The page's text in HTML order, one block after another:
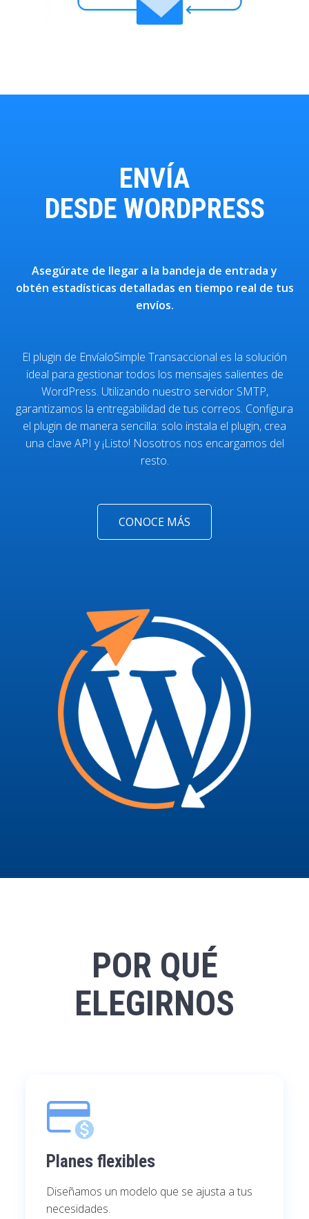
ENVÍA
DESDE WORDPRESS
Asegúrate de llegar a la bandeja de entrada y
obtén estadísticas detalladas en tiempo real de tus
envíos.
El plugin de EnvíaloSimple Transaccional es la solución
ideal para gestionar todos los mensajes salientes de
WordPress. Utilizando nuestro servidor SMTP,
garantizamos la entregabilidad de tus correos. Configura
el plugin de manera sencilla: solo instala el plugin, crea
una clave API y ¡Listo! Nosotros nos encargamos del
resto.
CONOCE MÁS
POR QUÉ
ELEGIRNOS
Planes flexibles
Diseñamos un modelo que se ajusta a tus
necesidades.